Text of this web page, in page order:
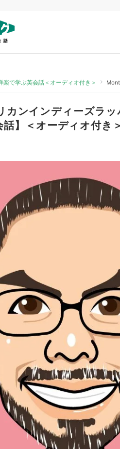
楽で学ぶ英会話＜オーディオ付き＞
ンインディーズラッ
】＜オーディオ付き